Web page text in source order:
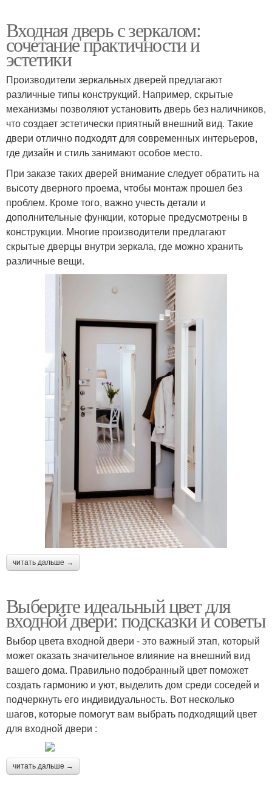
Входная дверь с зеркалом:
сочетание практичности и
эстетики
Производители зеркальных дверей предлагают
различные типы конструкций. Например, скрытые
механизмы позволяют установить дверь без наличников,
что создает эстетически приятный внешний вид. Такие
двери отлично подходят для современных интерьеров,
где дизайн и стиль занимают особое место.
При заказе таких дверей внимание следует обратить на
высоту дверного проема, чтобы монтаж прошел без
проблем. Кроме того, важно учесть детали и
дополнительные функции, которые предусмотрены в
конструкции. Многие производители предлагают
скрытые дверцы внутри зеркала, где можно хранить
различные вещи.
читать дальше →
Выберите идеальный цвет для
входной двери: подсказки и советы
Выбор цвета входной двери - это важный этап, который
может оказать значительное влияние на внешний вид
вашего дома. Правильно подобранный цвет поможет
создать гармонию и уют, выделить дом среди соседей и
подчеркнуть его индивидуальность. Вот несколько
шагов, которые помогут вам выбрать подходящий цвет
для входной двери :
читать дальше →